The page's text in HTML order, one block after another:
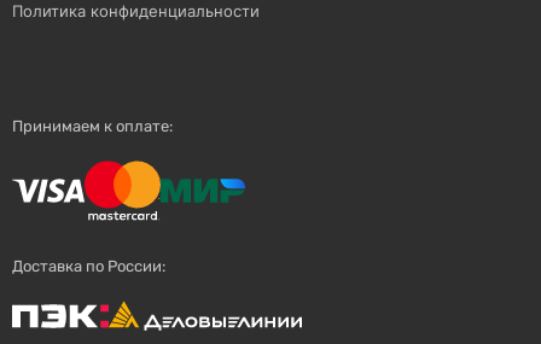
Политика конфиденциальности
Принимаем к оплате:
Доставка по России: